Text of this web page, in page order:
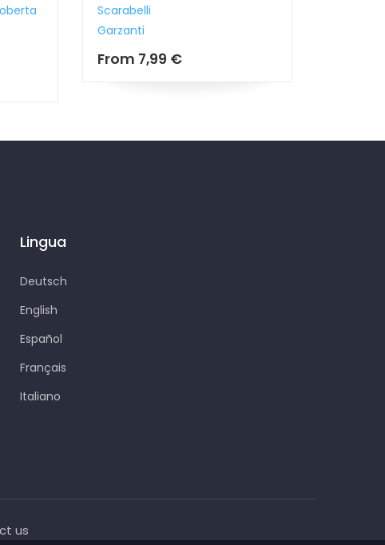
Scarabelli
Garzanti
From7,99 €
Lingua
Deutsch
English
Español
Français
Italiano
us